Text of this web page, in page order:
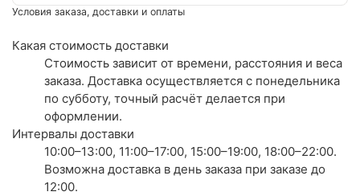
Условия заказа, доставки и оплаты
Какая стоимость доставки
Стоимость зависит от времени, расстояния и веса
заказа. Доставка осуществляется с понедельника
по субботу, точный расчёт делается при
оформлении.
Интервалы доставки
10:00–13:00, 11:00–17:00, 15:00–19:00, 18:00–22:00.
Возможна доставка в день заказа при заказе до
12:00.